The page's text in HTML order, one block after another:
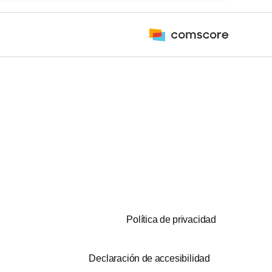
Política de privacidad
Declaración de accesibilidad